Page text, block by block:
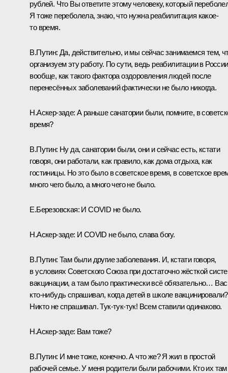
рублей. Что Вы ответите этому человеку, который
Я тоже переболела, знаю, что нужна реабилитация какое-
то время.
В.Путин: Да, действительно, и мы сейчас занимаемся тем,
организуем эту работу. По сути, ведь реабилитации в
вообще, как такого фактора оздоровления людей после
перенесённых заболеваний фактически не было никогда.
Н.Аскер-заде: А раньше санатории были, помните, в
время?
В.Путин: Ну да, санатории были, они и сейчас есть, кстати
говоря, они работали, как правило, как дома отдыха, как
гостиницы. Но это было в советское время, в советское
много чего было, а много чего не было.
Е.Березовская: И COVID не было.
Н.Аскер-заде: И COVID не было, слава богу.
В.Путин: Там были другие заболевания. И, кстати говоря,
в условиях Советского Союза при достаточно жёсткой
вакцинации, а там было практически всё обязательно… Вас
кто-нибудь спрашивал, когда детей в школе вакцинировали?
Никто не спрашивал. Тук-тук-тук! Всем ставили одинаково.
Н.Аскер-заде: Вам тоже?
В.Путин: И мне тоже, конечно. А что же? Я жил в простой
рабочей семье. У меня родители были рабочими. Кто их там